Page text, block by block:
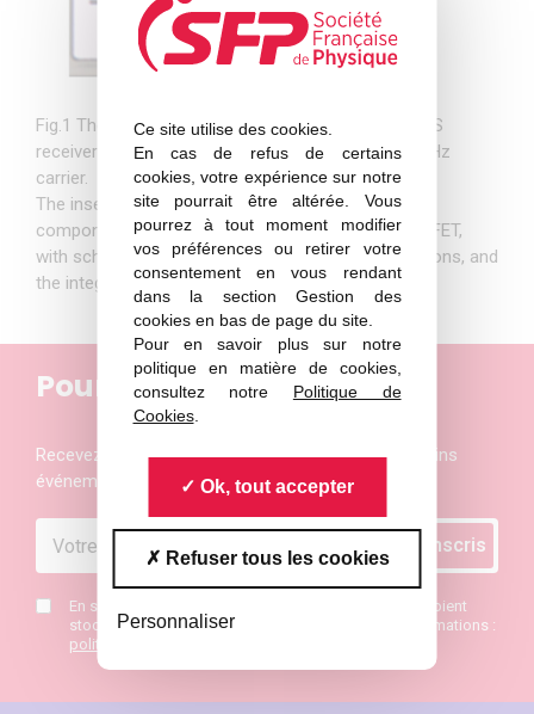
Ce site utilise des cookies.
En cas de refus de certains
cookies, votre expérience sur notre
site pourrait être altérée. Vous
pourrez à tout moment modifier
vos préférences ou retirer votre
consentement en vous rendant
dans la section Gestion des
cookies en bas de page du site.
Pour en savoir plus sur notre
politique en matière de cookies,
consultez notre Politique de
Cookies.
Ok, tout accepter
Refuser tous les cookies
Personnaliser
Fig.1 The signal to noise ratio (SNR) of the Si-CMOS
receiver versus modulation frequency of the 300GHz
carrier.
The inset shows the block diagram with the main
components: the patch antenna, the plasma wave FET,
with schematically shown damped plasma oscillations, and
the integrated wide-band amplifiers chain.
Pour ne rien manquer
Recevez les actualités et les invitations aux prochains
événements de la Société Française de Physique
En saisissant mon mail j’accepte que mes données soient
stockées et de recevoir la newsletter SFP. Plus d’informations :
politique de confidentialité